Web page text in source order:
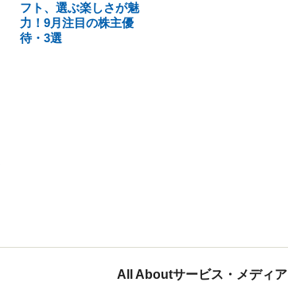
フト、選ぶ楽しさが魅
力！9月注目の株主優
待・3選
All Aboutサービス・メディア